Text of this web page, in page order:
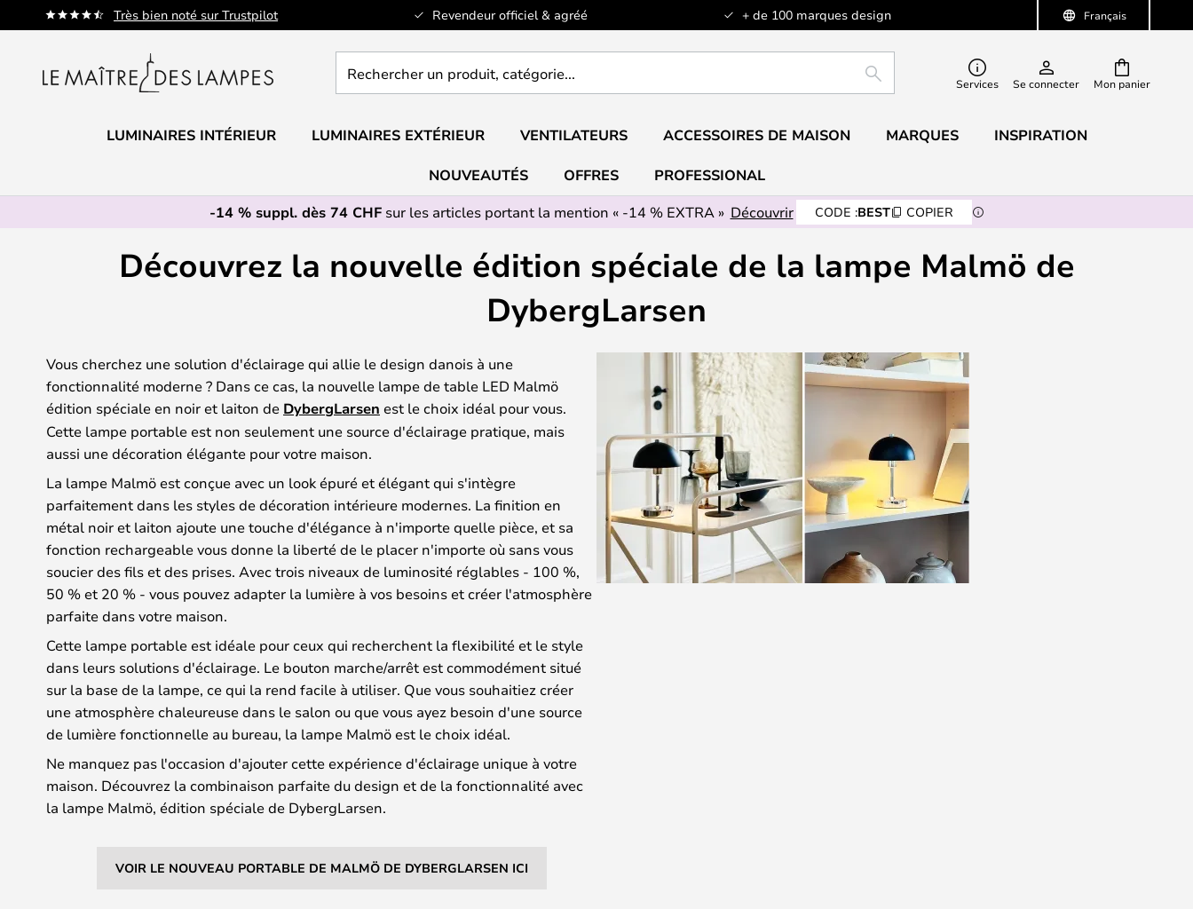
Français
Très bien noté sur Trustpilot Revendeur officiel & agréé + de 100 marques design
Allez
au
Mon panier
un
catégorie...
RECHERCHERServices Se connecter
LUMINAIRES INTÉRIEUR LUMINAIRES EXTÉRIEUR VENTILATEURS ACCESSOIRES DE MAISON MARQUES INSPIRATION
NOUVEAUTÉS OFFRES
PROFESSIONAL
-14 % suppl. dès 74 CHFsur les articles portant la mention « -14 % EXTRA » Découvrir CODE :BEST COPIER
Découvrez la nouvelle édition spéciale de la lampe Malmö de
DybergLarsen
Vous cherchez une solution d'éclairage qui allie le design danois à une
fonctionnalité moderne ? Dans ce cas, la nouvelle lampe de table LED Malmö
édition spéciale en noir et laiton de DybergLarsen est le choix idéal pour vous.
Cette lampe portable est non seulement une source d'éclairage pratique, mais
aussi une décoration élégante pour votre maison.
La lampe Malmö est conçue avec un look épuré et élégant qui s'intègre
parfaitement dans les styles de décoration intérieure modernes. La finition en
métal noir et laiton ajoute une touche d'élégance à n'importe quelle pièce, et sa
fonction rechargeable vous donne la liberté de le placer n'importe où sans vous
soucier des fils et des prises. Avec trois niveaux de luminosité réglables - 100 %,
50 % et 20 % - vous pouvez adapter la lumière à vos besoins et créer l'atmosphère
parfaite dans votre maison.
Cette lampe portable est idéale pour ceux qui recherchent la flexibilité et le style
dans leurs solutions d'éclairage. Le bouton marche/arrêt est commodément situé
sur la base de la lampe, ce qui la rend facile à utiliser. Que vous souhaitiez créer
une atmosphère chaleureuse dans le salon ou que vous ayez besoin d'une source
de lumière fonctionnelle au bureau, la lampe Malmö est le choix idéal.
Ne manquez pas l'occasion d'ajouter cette expérience d'éclairage unique à votre
maison. Découvrez la combinaison parfaite du design et de la fonctionnalité avec
la lampe Malmö, édition spéciale de DybergLarsen.
VOIR LE NOUVEAU PORTABLE DE MALMÖ DE DYBERGLARSEN ICI